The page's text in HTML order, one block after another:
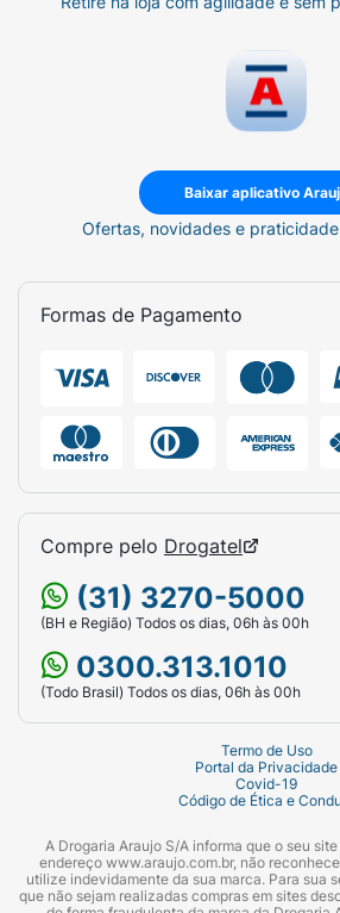
Baixar aplicativo
Ofertas, novidades e
Formas de Pagamento
Compre pelo Drogatel
(31) 3270-5000
(BH e Região) Todos os dias, 06h às 00h
0300.313.1010
(Todo Brasil) Todos os dias, 06h às 00h
Termo de Uso
Portal da Privacidade
Covid-19
Código de Ética e
A Drogaria Araujo S/A informa que o seu
endereço www.araujo.com.br, não
utilize indevidamente da sua marca. Para sua
que não sejam realizadas compras em sites